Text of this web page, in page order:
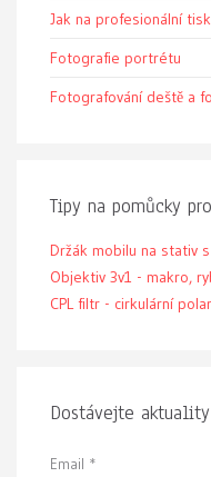
Jak na profesionální
Fotografie portrétu
Fotografování deště a
Tipy na pomůcky
Držák mobilu na stativ
Objektiv 3v1 - makro,
CPL filtr - cirkulární
Dostávejte aktuality
Email *